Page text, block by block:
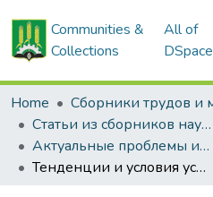
Communities &
Collections
All of
DSpace
Home
Статьи из сборников научных трудов
Актуальные проблемы инновационного развития агропромышленного комплекса Беларуси
Тенденции и условия устойчивого развития в молочном скотоводстве Могилевской области